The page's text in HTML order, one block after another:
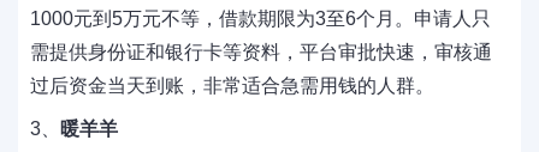
1000元到5万元不等，借款期限为3至6个月。申请人只
需提供身份证和银行卡等资料，平台审批快速，审核通
过后资金当天到账，非常适合急需用钱的人群。
3、 暖羊羊